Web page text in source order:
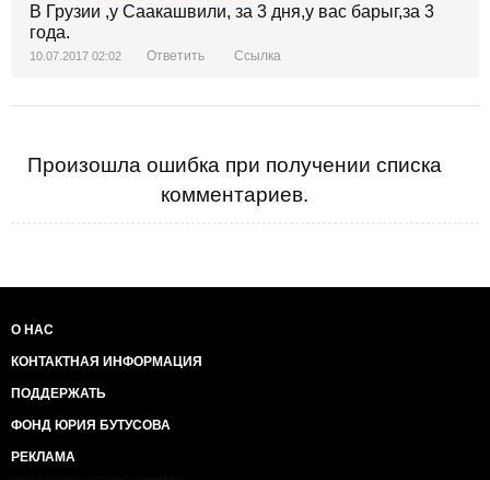
В Грузии ,у Саакашвили, за 3 дня,у вас барыг,за 3
года.
10.07.2017 02:02 Ответить Ссылка
Произошла ошибка при получении списка
комментариев.
О НАС
КОНТАКТНАЯ ИНФОРМАЦИЯ
ПОДДЕРЖАТЬ
ФОНД ЮРИЯ БУТУСОВА
РЕКЛАМА